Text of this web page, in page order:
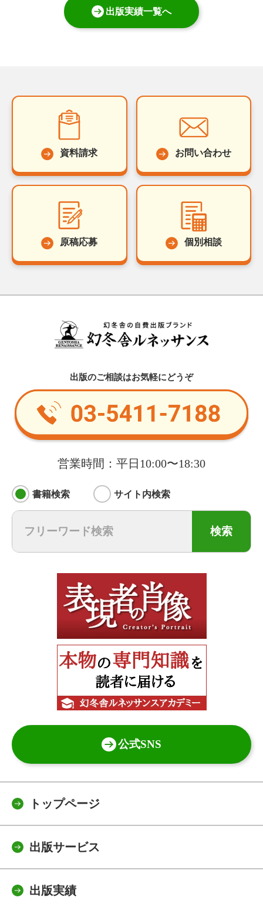
出版実績一覧へ
資料請求 お問い合わせ
原稿応募 個別相談
出版のご相談はお気軽にどうぞ
営業時間：平日10:00〜18:30
書籍検索 サイト内検索
検索
公式SNS
トップページ
出版サービス
出版実績